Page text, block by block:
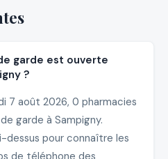
garde est ouverte
?
7 août 2026, 0 pharmacies
garde à Sampigny.
dessus pour connaître les
de téléphone des